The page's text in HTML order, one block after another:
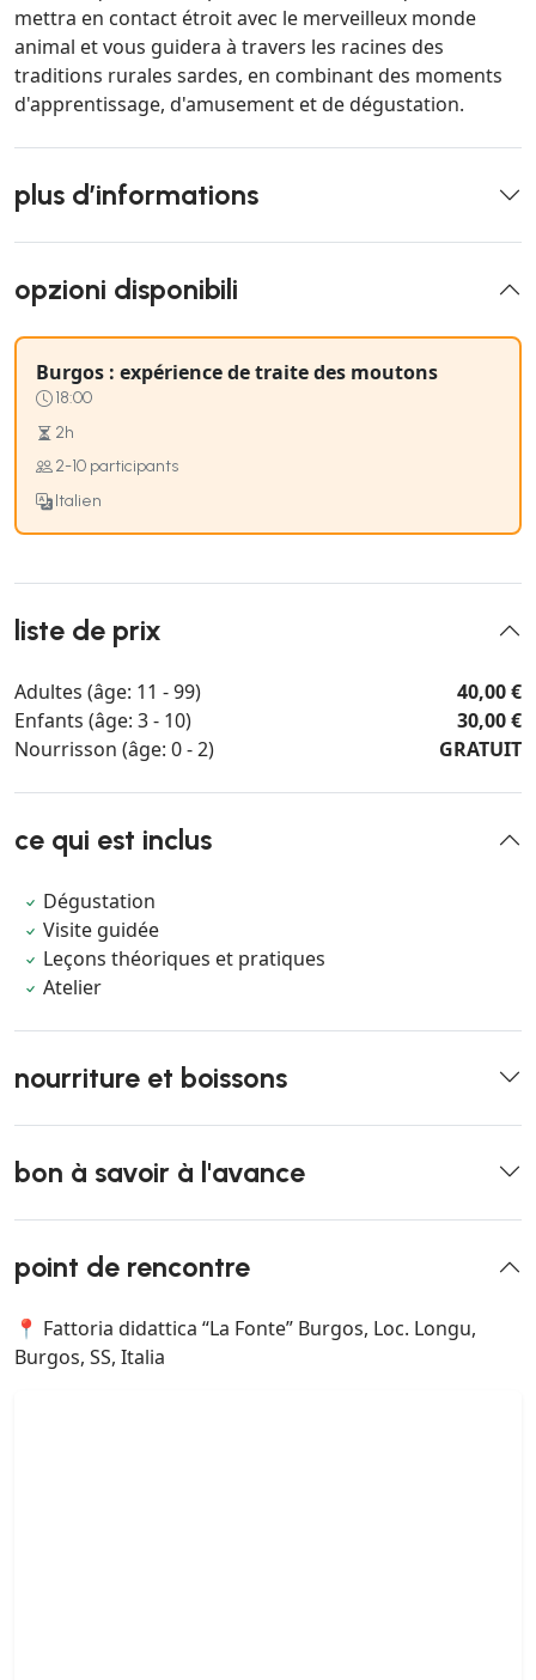
mettra en contact étroit avec le merveilleux monde
animal et vous guidera à travers les racines des
traditions rurales sardes, en combinant des moments
d'apprentissage, d'amusement et de dégustation.
plus d’informations
opzioni disponibili
Burgos : expérience de traite des moutons
18:00
2h
2-10 participants
Italien
liste de prix
Adultes (âge: 11 - 99)
40,00 €
Enfants (âge: 3 - 10)
30,00 €
Nourrisson (âge: 0 - 2)
GRATUIT
ce qui est inclus
Dégustation
Visite guidée
Leçons théoriques et pratiques
Atelier
nourriture et boissons
bon à savoir à l'avance
point de rencontre
📍 Fattoria didattica “La Fonte” Burgos, Loc. Longu,
Burgos, SS, Italia